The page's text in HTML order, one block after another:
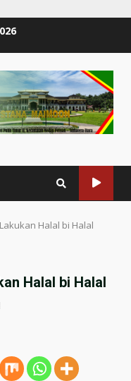
Halal bi Halal
Halal bi Halal